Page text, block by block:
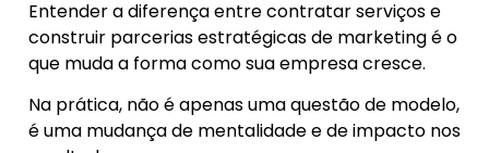
Entender a diferença entre contratar serviços e
construir parcerias estratégicas de marketing é o
que muda a forma como sua empresa cresce.
Na prática, não é apenas uma questão de modelo,
é uma mudança de mentalidade e de impacto nos